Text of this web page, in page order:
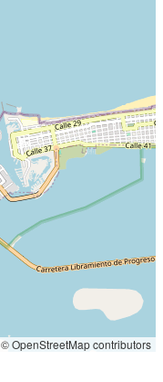
© OpenStreetMap contributors